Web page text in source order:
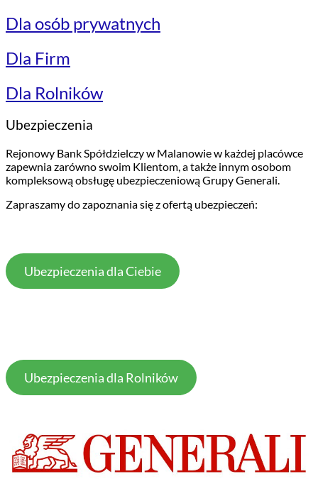
Dla osób prywatnych
Dla Firm
Dla Rolników
Ubezpieczenia
Rejonowy Bank Spółdzielczy w Malanowie w każdej placówce
zapewnia zarówno swoim Klientom, a także innym osobom
kompleksową obsługę ubezpieczeniową Grupy Generali.
Zapraszamy do zapoznania się z ofertą ubezpieczeń:
Ubezpieczenia dla Ciebie
Ubezpieczenia dla Rolników